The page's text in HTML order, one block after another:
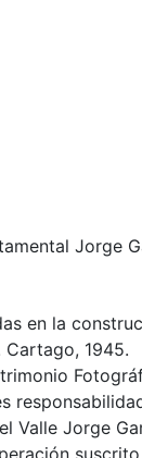
Jorge
en la
1945.
Valle Jorge